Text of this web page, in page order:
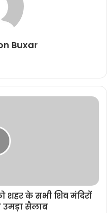
Buxar
b
s
e
शहर के सभी शिव मंदिरों
उमड़ा सैलाब